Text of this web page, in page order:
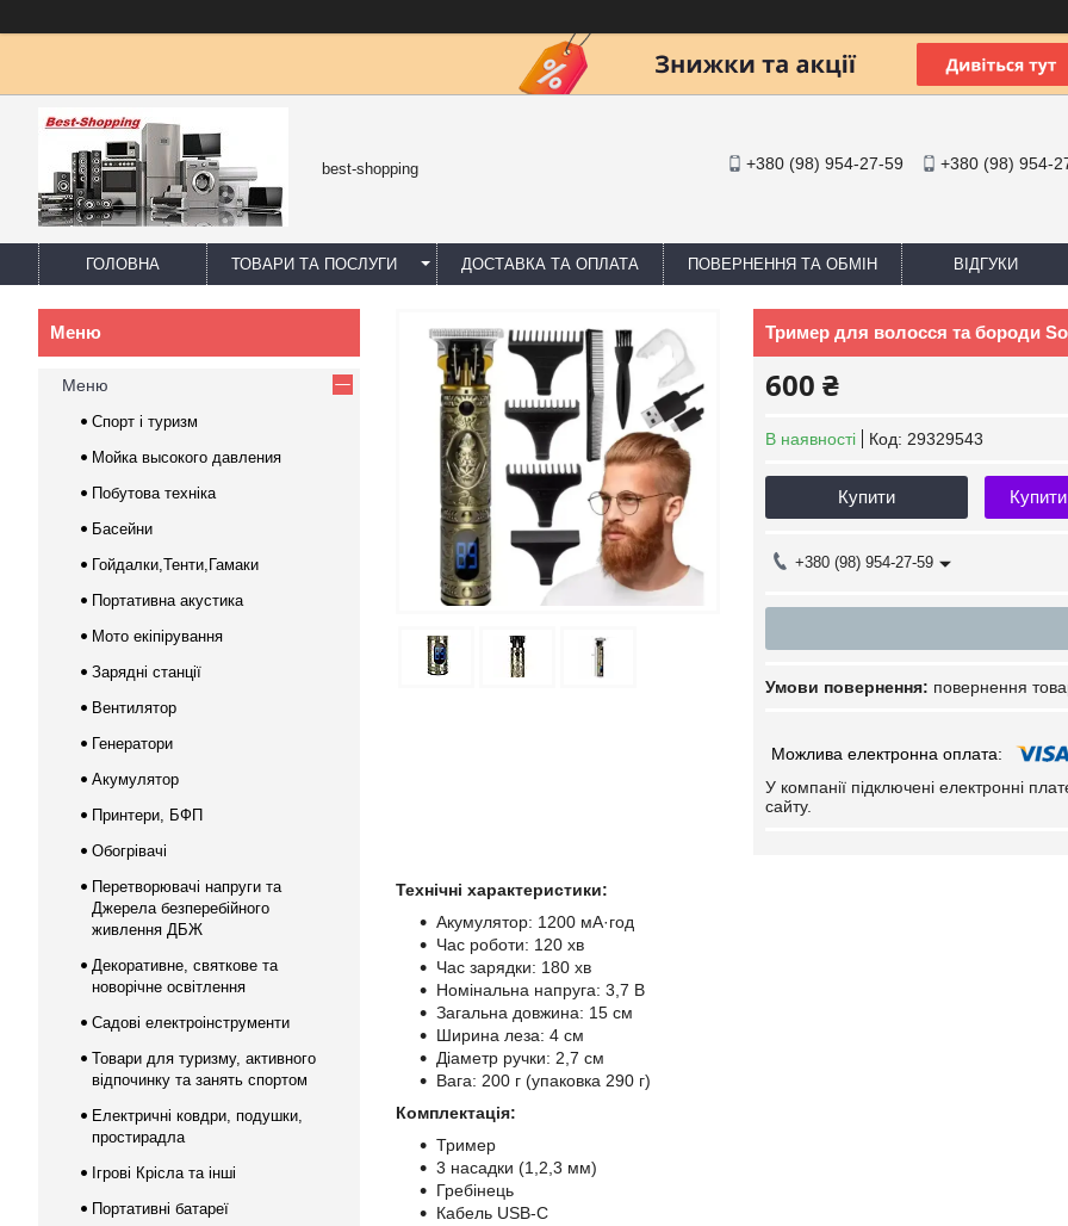
best-shopping +380 (98) 954-27-59 +380 (98) 954-
ГОЛОВНА ТОВАРИ ТА ПОСЛУГИ ДОСТАВКА ТА ОПЛАТА ПОВЕРНЕННЯ ТА ОБМІН ВІДГУКИ
Тример для волосся та бороди
600 ₴
В наявності Код: 29329543
Купити
+380 (98) 954-27-59
повернення
У компанії підключені електронні
сайту.
Технічні характеристики:
Акумулятор: 1200 мА·год
Час роботи: 120 хв
Час зарядки: 180 хв
Номінальна напруга: 3,7 В
Загальна довжина: 15 см
Ширина леза: 4 см
Діаметр ручки: 2,7 см
Вага: 200 г (упаковка 290 г)
Комплектація:
Тример
3 насадки (1,2,3 мм)
Гребінець
Кабель USB-C
Меню
Спорт і туризм
Мойка высокого давления
Побутова техніка
Басейни
Гойдалки,Тенти,Гамаки
Портативна акустика
Мото екіпірування
Зарядні станції
Вентилятор
Генератори
Акумулятор
Принтери, БФП
Обогрівачі
Перетворювачі напруги та
Джерела безперебійного
живлення ДБЖ
Декоративне, святкове та
новорічне освітлення
Садові електроінструменти
Товари для туризму, активного
відпочинку та занять спортом
Електричні ковдри, подушки,
простирадла
Ігрові Крісла та інші
Портативні батареї